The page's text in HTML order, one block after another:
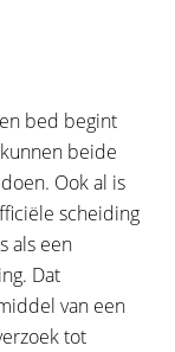
bed begint
beide
Ook al is
scheiding
als een
Dat
van een
tot